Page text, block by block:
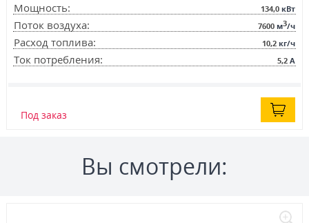
Мощность: 134,0 кВт
Поток воздуха: 7600 м3/ч
Расход топлива: 10,2 кг/ч
Ток потребления: 5,2 А
Под заказ
Вы смотрели: